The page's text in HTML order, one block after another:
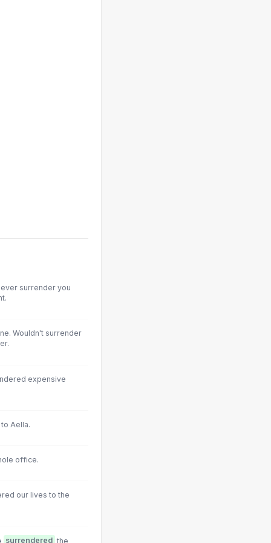
surrender you
Wouldn't surrender
expensive
Aella.
office.
our lives to the
surrendered the